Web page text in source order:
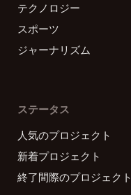
テクノロジー
スポーツ
ジャーナリズム
ステータス
人気のプロジェクト
新着プロジェクト
終了間際のプロジェクト